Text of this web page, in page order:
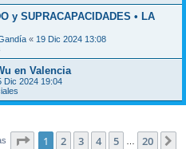
y SUPRACAPACIDADES • LA
« 19 Dic 2024 13:08
en Valencia
Dic 2024 19:04
Página de 20
1 2 3 4 5 20